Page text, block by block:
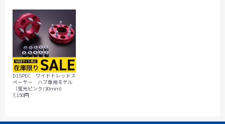
D1SPEC ワイドトレッドス
ペーサー ハブ専用モデル
（蛍光ピンク/30ｍｍ）
7,150円